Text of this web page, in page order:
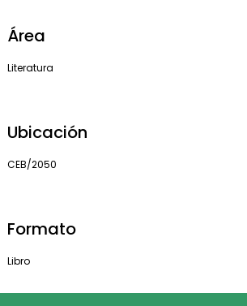
Área
Literatura
Ubicación
CEB/2050
Formato
Libro